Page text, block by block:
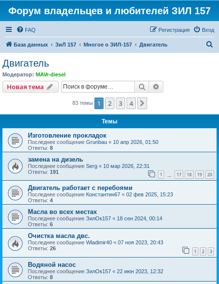
Форум владельцев и любителей ЗИЛ 157
FAQ Вход
Регистрация
База данных ЗиЛ 157 Многое о ЗИЛ-157 Двигатель
Двигатель
Модератор: MAVr-diesel
Новая тема Поиск
83 темы 1 2 3 4
Темы
Изготовление прокладок
Последнее сообщение Grunbau « 10 апр 2026, 01:50
Ответы: 8
замена на дизель
Последнее сообщение Serg « 10 мар 2026, 22:31
Ответы: 191 1 17 18 19 20
Двигатель работает с перебоями
Последнее сообщение Константин67 « 02 фев 2025, 15:23
Ответы: 4
Масла во всех местах
Последнее сообщение ЗилОк157 « 18 сен 2024, 00:14
Ответы: 6
Очистка масла двс.
Последнее сообщение Wladimir40 « 07 ноя 2023, 20:43
Ответы: 26 1 2 3
Водяной насос
Последнее сообщение ЗилОк157 « 22 июн 2023, 12:32
Ответы: 8